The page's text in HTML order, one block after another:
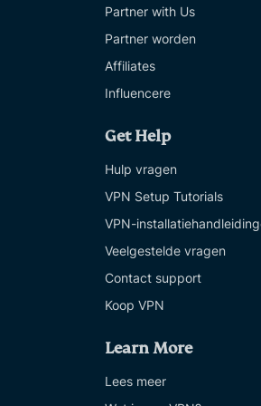
Partner with Us
Partner worden
Affiliates
Influencere
Get Help
Hulp vragen
VPN Setup Tutorials
VPN-
Veelgestelde vragen
Contact support
Koop VPN
Learn More
Lees meer